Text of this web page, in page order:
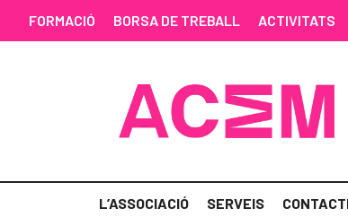
FORMACIÓ BORSA DE TREBALL ACTIVITATS
L’ASSOCIACIÓ SERVEIS